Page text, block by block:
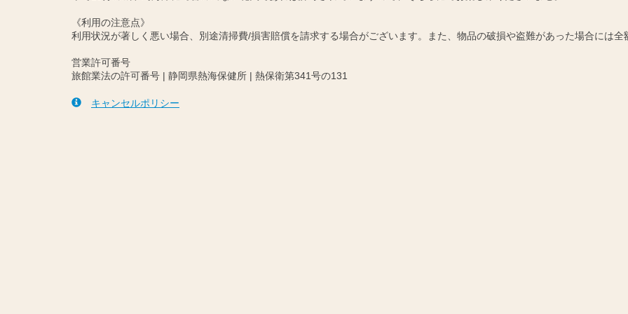
《利用の注意点》
利用状況が著しく悪い場合、別途清掃費/損害賠償を請求する場合がございます。また、物品の破損や盗難があった場合には全
営業許可番号
旅館業法の許可番号 | 静岡県熱海保健所 | 熱保衛第341号の131
キャンセルポリシー